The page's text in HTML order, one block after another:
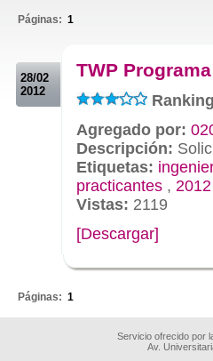
Páginas: 1
28/02
2012
TWP
Agregado por:
Descripción:
Etiquetas:
practicantes , 2012
Vistas: 2119
[Descargar]
Páginas: 1
Servicio ofrecido por
Av.